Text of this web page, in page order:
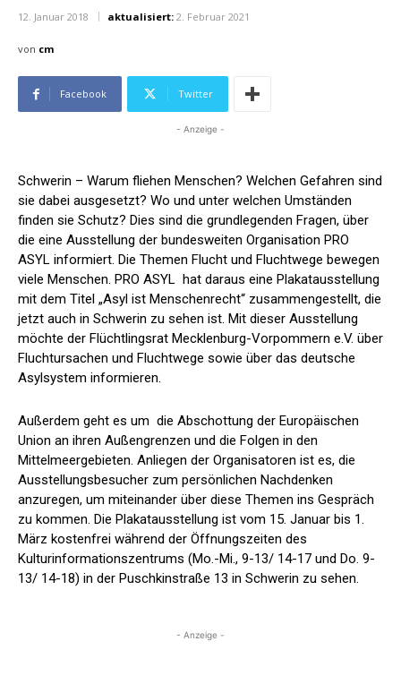
12. Januar 2018 aktualisiert: 2. Februar 2021
von cm
Facebook Twitter
- Anzeige -
Schwerin – Warum fliehen Menschen? Welchen Gefahren sind
sie dabei ausgesetzt? Wo und unter welchen Umständen
finden sie Schutz? Dies sind die grundlegenden Fragen, über
die eine Ausstellung der bundesweiten Organisation PRO
ASYL informiert. Die Themen Flucht und Fluchtwege bewegen
viele Menschen. PRO ASYL hat daraus eine Plakatausstellung
mit dem Titel „Asyl ist Menschenrecht“ zusammengestellt, die
jetzt auch in Schwerin zu sehen ist. Mit dieser Ausstellung
möchte der Flüchtlingsrat Mecklenburg-Vorpommern e.V. über
Fluchtursachen und Fluchtwege sowie über das deutsche
Asylsystem informieren.
Außerdem geht es um die Abschottung der Europäischen
Union an ihren Außengrenzen und die Folgen in den
Mittelmeergebieten. Anliegen der Organisatoren ist es, die
Ausstellungsbesucher zum persönlichen Nachdenken
anzuregen, um miteinander über diese Themen ins Gespräch
zu kommen. Die Plakatausstellung ist vom 15. Januar bis 1.
März kostenfrei während der Öffnungszeiten des
Kulturinformationszentrums (Mo.-Mi., 9-13/ 14-17 und Do. 9-
13/ 14-18) in der Puschkinstraße 13 in Schwerin zu sehen.
- Anzeige -